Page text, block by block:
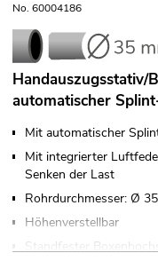
No. 60004186
Handauszugsstativ/
automatischer
Mit automatischer
Mit integrierter
Senken der Last
Rohrdurchmesser: Ø
Höhenverstellbar
Standfester